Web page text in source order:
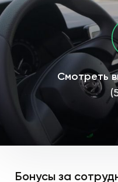
Смотреть
Бонусы за